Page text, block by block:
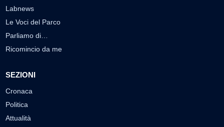
Labnews
Le Voci del Parco
Parliamo di…
Ricomincio da me
SEZIONI
Cronaca
Politica
Attualità